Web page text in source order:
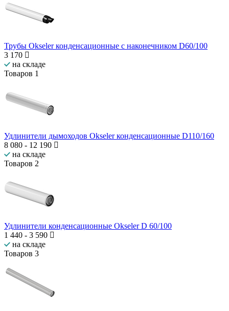
Трубы Okseler конденсационные с наконечником D60/100
3 170
на складе
Товаров 1
Удлинители дымоходов Okseler конденсационные D110/160
8 080 - 12 190
на складе
Товаров 2
Удлинители конденсационные Okseler D 60/100
1 440 - 3 590
на складе
Товаров 3